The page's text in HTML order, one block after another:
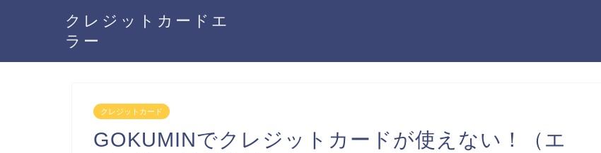
クレジットカードエ
ラー
クレジットカード
GOKUMINでクレジットカードが使えない！（エ